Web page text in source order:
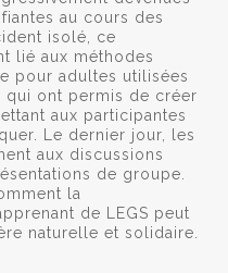
au cours des
isolé, ce
lié aux méthodes
pour adultes utilisées
ont permis de créer
aux participantes
Le dernier jour, les
aux discussions
de groupe.
la
de LEGS peut
naturelle et solidaire.